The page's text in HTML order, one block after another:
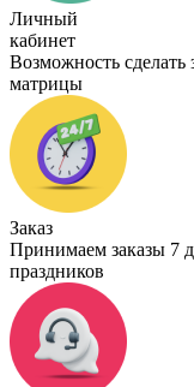
Личный
кабинет
Возможность сделать
матрицы
Заказ
Принимаем заказы 7
праздников